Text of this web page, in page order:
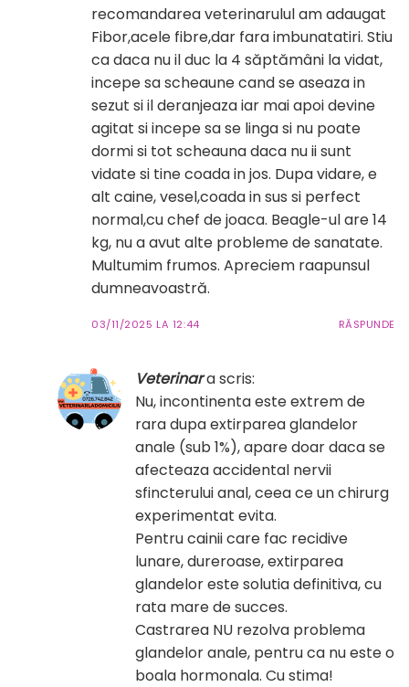
recomandarea veterinarulul am adaugat
Fibor,acele fibre,dar fara imbunatatiri. Stiu
ca daca nu il duc la 4 săptămâni la vidat,
incepe sa scheaune cand se aseaza in
sezut si il deranjeaza iar mai apoi devine
agitat si incepe sa se linga si nu poate
dormi si tot scheauna daca nu ii sunt
vidate si tine coada in jos. Dupa vidare, e
alt caine, vesel,coada in sus si perfect
normal,cu chef de joaca. Beagle-ul are 14
kg, nu a avut alte probleme de sanatate.
Multumim frumos. Apreciem raapunsul
dumneavoastră.
03/11/2025 LA 12:44 RĂSPUNDE
Veterinara scris:
Nu, incontinenta este extrem de
rara dupa extirparea glandelor
anale (sub 1%), apare doar daca se
afecteaza accidental nervii
sfincterului anal, ceea ce un chirurg
experimentat evita.
Pentru cainii care fac recidive
lunare, dureroase, extirparea
glandelor este solutia definitiva, cu
rata mare de succes.
Castrarea NU rezolva problema
glandelor anale, pentru ca nu este o
boala hormonala. Cu stima!